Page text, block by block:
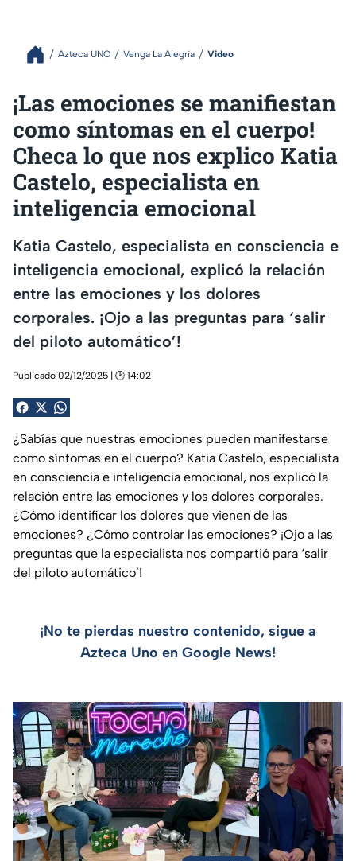
Azteca UNO Venga La Alegría Video
¡Las emociones se manifiestan
como síntomas en el cuerpo!
Checa lo que nos explico Katia
Castelo, especialista en
inteligencia emocional
Katia Castelo, especialista en consciencia e
inteligencia emocional, explicó la relación
entre las emociones y los dolores
corporales. ¡Ojo a las preguntas para ‘salir
del piloto automático’!
Publicado 02/12/2025 | 🕑 14:02
¿Sabías que nuestras emociones pueden manifestarse
como síntomas en el cuerpo? Katia Castelo, especialista
en consciencia e inteligencia emocional, nos explicó la
relación entre las emociones y los dolores corporales.
¿Cómo identificar los dolores que vienen de las
emociones? ¿Cómo controlar las emociones? ¡Ojo a las
preguntas que la especialista nos compartió para ‘salir
del piloto automático’!
¡No te pierdas nuestro contenido, sigue a
Azteca Uno en Google News!